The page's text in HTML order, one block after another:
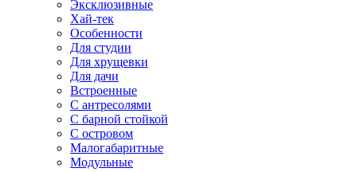
Эксклюзивные
Хай-тек
Особенности
Для студии
Для хрущевки
Для дачи
Встроенные
С антресолями
С барной стойкой
С островом
Малогабаритные
Модульные